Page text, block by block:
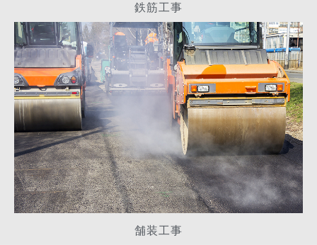
鉄筋工事
舗装工事